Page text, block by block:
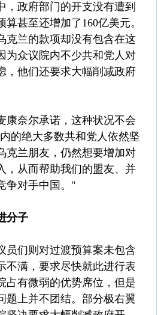
，政府部门的开支没有遭到
甚至还增加了160亿美元。
克兰的款项却没有包含在这
为众议院内不少共和党人对
，他们还要求大幅削减政府
康奈尔承诺，这种状况不会
的绝大多数共和党人依然坚
克兰朋友，仍然想要增加对
，从而帮助我们的盟友、并
争对手中国。"
分子
员们则对过渡预算案未包含
不满，要求尽快就此进行表
占有微弱的优势席位，但是
题上并不团结。部分极右翼